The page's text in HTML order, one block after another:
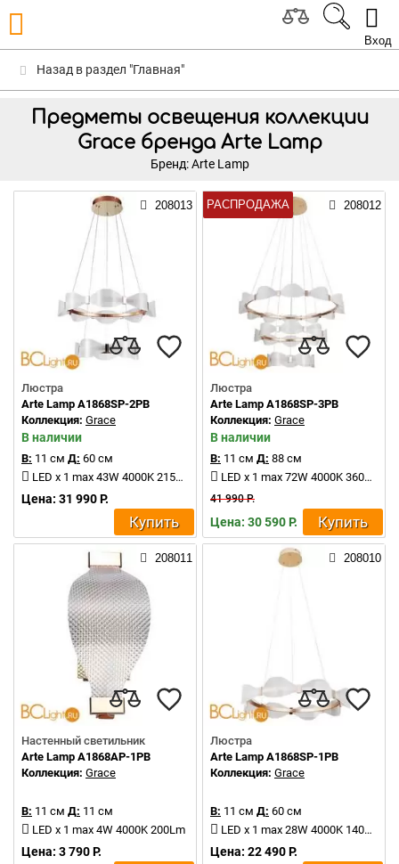
Вход
Назад в раздел "Главная"
Предметы освещения коллекции
Grace бренда Arte Lamp
Бренд: Arte Lamp
208013
Люстра
Arte Lamp A1868SP-2PB
Коллекция: Grace
В наличии
В: 11 см Д: 60 см
LED x 1 max 43W 4000K 2150Lm
Цена: 31 990 Р.
Купить
РАСПРОДАЖА 208012
Люстра
Arte Lamp A1868SP-3PB
Коллекция: Grace
В наличии
В: 11 см Д: 88 см
LED x 1 max 72W 4000K 3600Lm
41 990 Р.
Цена: 30 590 Р. Купить
208011
Настенный светильник
Arte Lamp A1868AP-1PB
Коллекция: Grace
В: 11 см Д: 11 см
LED x 1 max 4W 4000K 200Lm
Цена: 3 790 Р.
208010
Люстра
Arte Lamp A1868SP-1PB
Коллекция: Grace
В: 11 см Д: 60 см
LED x 1 max 28W 4000K 1400Lm
Цена: 22 490 Р.